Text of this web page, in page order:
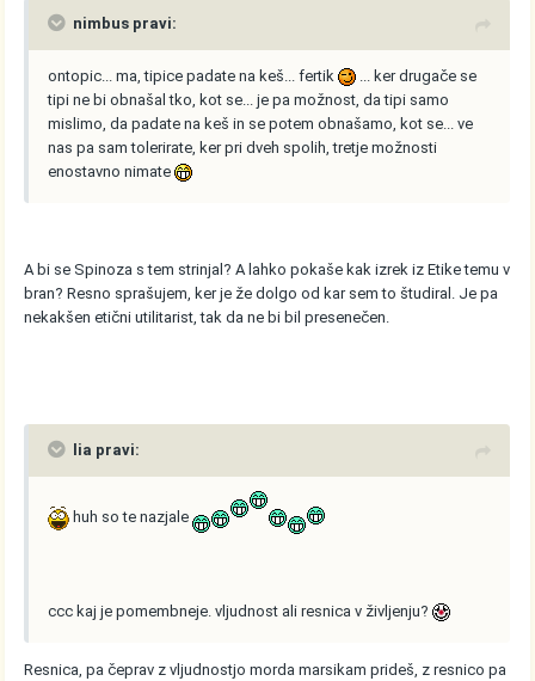
nimbus pravi:
ontopic... ma, tipice padate na keš... fertik
... ker drugače se
tipi ne bi obnašal tko, kot se... je pa možnost, da tipi samo
mislimo, da padate na keš in se potem obnašamo, kot se... ve
nas pa sam tolerirate, ker pri dveh spolih, tretje možnosti
enostavno nimate
A bi se Spinoza s tem strinjal? A lahko pokaše kak izrek iz Etike temu v
bran? Resno sprašujem, ker je že dolgo od kar sem to študiral. Je pa
nekakšen etični utilitarist, tak da ne bi bil presenečen.
lia pravi:
huh so te nazjale
ccc kaj je pomembneje. vljudnost ali resnica v življenju?
Resnica, pa čeprav z vljudnostjo morda marsikam prideš, z resnico pa